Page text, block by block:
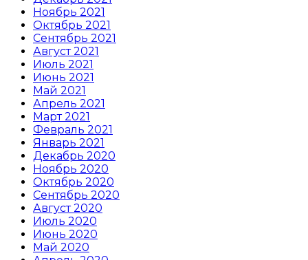
Ноябрь 2021
Октябрь 2021
Сентябрь 2021
Август 2021
Июль 2021
Июнь 2021
Май 2021
Апрель 2021
Март 2021
Февраль 2021
Январь 2021
Декабрь 2020
Ноябрь 2020
Октябрь 2020
Сентябрь 2020
Август 2020
Июль 2020
Июнь 2020
Май 2020